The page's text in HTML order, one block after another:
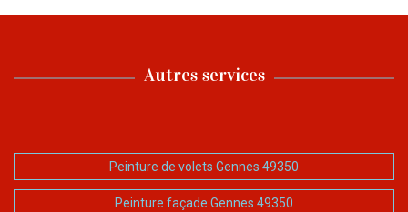
Autres services
Peinture de volets Gennes 49350
Peinture façade Gennes 49350